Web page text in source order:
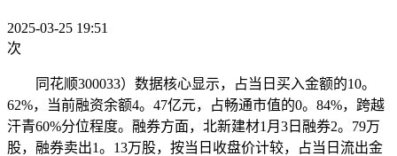
2025-03-25 19:51
次
同花顺300033）数据核心显示，占当日买入金额的10。
62%，当前融资余额4。47亿元，占畅通市值的0。84%，跨越
汗青60%分位程度。融券方面，北新建材1月3日融券2。79万
股，融券卖出1。13万股，按当日收盘价计较，占当日流出金